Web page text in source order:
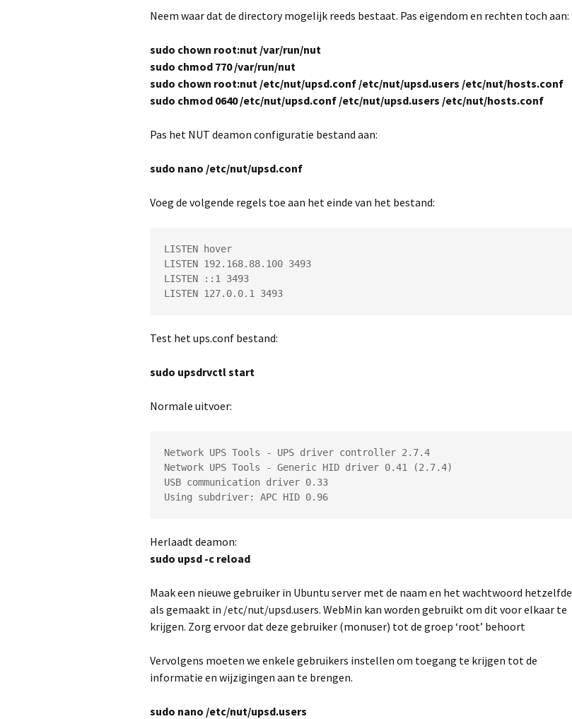
Neem waar dat de directory mogelijk reeds bestaat. Pas eigendom en rechten toch aan:
sudo chown root:nut /var/run/nut
sudo chmod 770 /var/run/nut
sudo chown root:nut /etc/nut/upsd.conf /etc/nut/upsd.users /etc/nut/hosts.conf
sudo chmod 0640 /etc/nut/upsd.conf /etc/nut/upsd.users /etc/nut/hosts.conf
Pas het NUT deamon configuratie bestand aan:
sudo nano /etc/nut/upsd.conf
Voeg de volgende regels toe aan het einde van het bestand:
LISTEN hover
LISTEN 192.168.88.100 3493
LISTEN ::1 3493
LISTEN 127.0.0.1 3493
Test het ups.conf bestand:
sudo upsdrvctl start
Normale uitvoer:
Network UPS Tools - UPS driver controller 2.7.4
Network UPS Tools - Generic HID driver 0.41 (2.7.4)
USB communication driver 0.33
Using subdriver: APC HID 0.96
Herlaadt deamon:
sudo upsd -c reload
Maak een nieuwe gebruiker in Ubuntu server met de naam en het wachtwoord hetzelfde
als gemaakt in /etc/nut/upsd.users. WebMin kan worden gebruikt om dit voor elkaar te
krijgen. Zorg ervoor dat deze gebruiker (monuser) tot de groep ‘root’ behoort
Vervolgens moeten we enkele gebruikers instellen om toegang te krijgen tot de
informatie en wijzigingen aan te brengen.
sudo nano /etc/nut/upsd.users